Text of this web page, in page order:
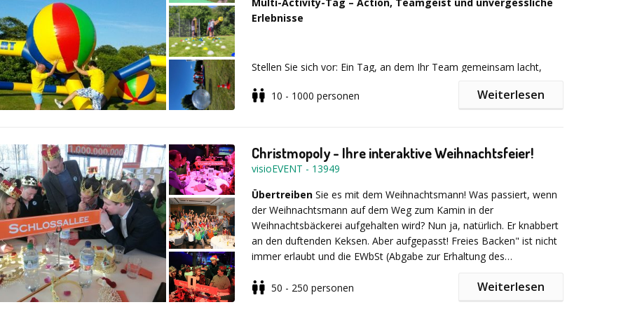
Erlebnisse
Stellen Sie sich vor: Ein Tag, an dem Ihr Team gemeinsam lacht,
Genau das erwartet Sie bei unserem Multi-Activity-Tag – ein
Freuen Sie sich auf eine perfekte Mischung aus actionreichen
Hier kommt jeder auf seine Kosten – egal ob Adrenalin-Fan,
Strateg:in oder Teamplayer. Gemeinsam wachsen, gemeinsam
gewinnen und vor allem: gemeinsam Spaß haben.
10 - 1000 personen Weiterlesen
Christmopoly - Ihre interaktive Weihnachtsfeier!
visioEVENT - 13949
Übertreiben Sie es mit dem Weihnachtsmann! Was passiert, wenn
der Weihnachtsmann auf dem Weg zum Kamin in der
Weihnachtsbäckerei aufgehalten wird? Nun ja, natürlich. Er knabbert
an den duftenden Keksen. Aber aufgepasst! Freies Backen" ist nicht
immer erlaubt und die EWbSt (Abgabe zur Erhaltung des
Hauptbahnhof auf den Weihnachtsmann zu warten, können Sie mit
50 - 250 personen Weiterlesen